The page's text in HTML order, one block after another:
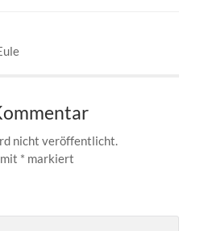
nicht veröffentlicht.
* markiert